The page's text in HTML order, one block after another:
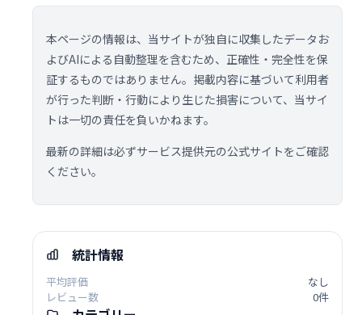
本ページの情報は、当サイトが独自に収集したデータお
よびAIによる自動整理を含むため、正確性・完全性を保
証するものではありません。掲載内容に基づいて利用者
が行った判断・行動により生じた損害について、当サイ
トは一切の責任を負いかねます。
最新の詳細は必ずサービス提供元の公式サイトをご確認
ください。
統計情報
平均評価
なし
レビュー数
0件